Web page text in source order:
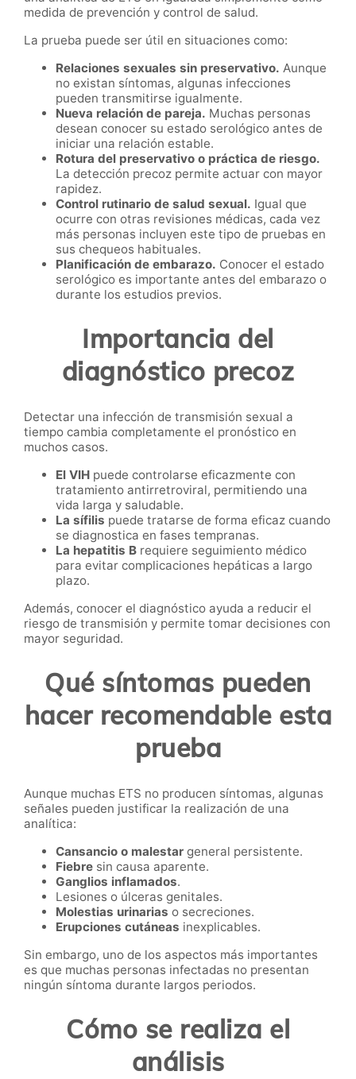
medida de prevención y control de salud.
La prueba puede ser útil en situaciones como:
Relaciones sexuales sin preservativo. Aunque
no existan síntomas, algunas infecciones
pueden transmitirse igualmente.
Nueva relación de pareja. Muchas personas
desean conocer su estado serológico antes de
iniciar una relación estable.
Rotura del preservativo o práctica de riesgo.
La detección precoz permite actuar con mayor
rapidez.
Control rutinario de salud sexual. Igual que
ocurre con otras revisiones médicas, cada vez
más personas incluyen este tipo de pruebas en
sus chequeos habituales.
Planificación de embarazo. Conocer el estado
serológico es importante antes del embarazo o
durante los estudios previos.
Importancia del
diagnóstico precoz
Detectar una infección de transmisión sexual a
tiempo cambia completamente el pronóstico en
muchos casos.
El VIH puede controlarse eficazmente con
tratamiento antirretroviral, permitiendo una
vida larga y saludable.
La sífilis puede tratarse de forma eficaz cuando
se diagnostica en fases tempranas.
La hepatitis B requiere seguimiento médico
para evitar complicaciones hepáticas a largo
plazo.
Además, conocer el diagnóstico ayuda a reducir el
riesgo de transmisión y permite tomar decisiones con
mayor seguridad.
Qué síntomas pueden
hacer recomendable esta
prueba
Aunque muchas ETS no producen síntomas, algunas
señales pueden justificar la realización de una
analítica:
Cansancio o malestar general persistente.
Fiebre sin causa aparente.
Ganglios inflamados.
Lesiones o úlceras genitales.
Molestias urinarias o secreciones.
Erupciones cutáneas inexplicables.
Sin embargo, uno de los aspectos más importantes
es que muchas personas infectadas no presentan
ningún síntoma durante largos periodos.
Cómo se realiza el
análisis